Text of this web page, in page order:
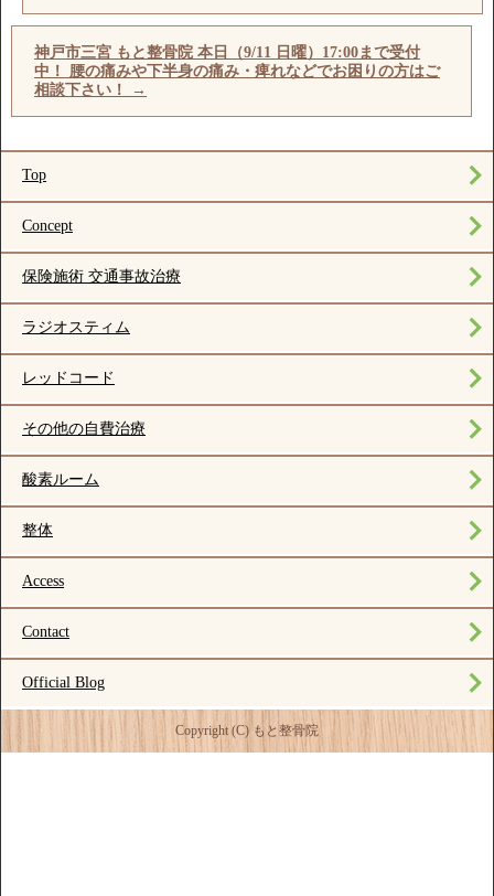
神戸市三宮 もと整骨院 本日（9/11 日曜）17:00まで受付
中！ 腰の痛みや下半身の痛み・痺れなどでお困りの方はご
相談下さい！
→
Top
Concept
保険施術 交通事故治療
ラジオスティム
レッドコード
その他の自費治療
酸素ルーム
整体
Access
Contact
Official Blog
Copyright (C) もと整骨院